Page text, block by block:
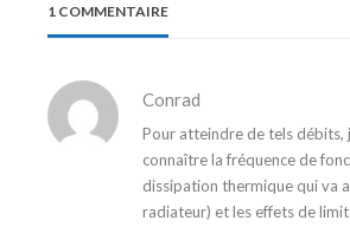
1 COMMENTAIRE
Conrad
Pour atteindre de tels débits,
connaître la fréquence de
dissipation thermique qui va
radiateur) et les effets de